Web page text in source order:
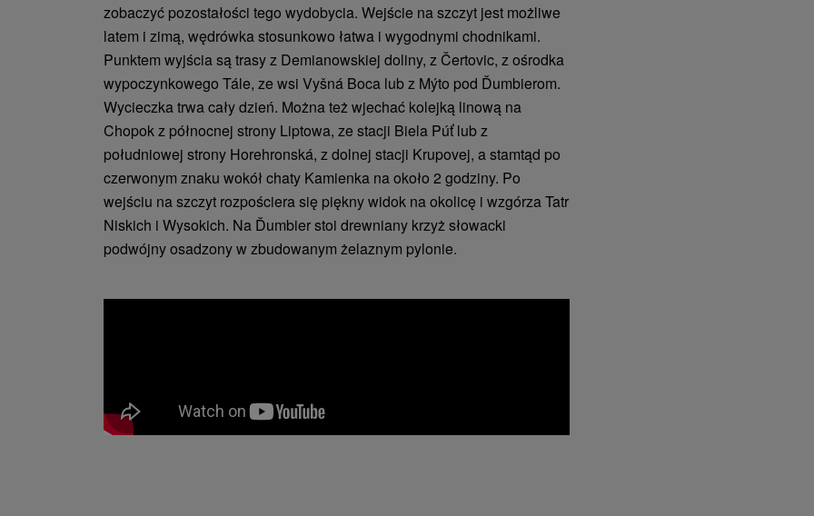
zobaczyć pozostałości tego wydobycia. Wejście na szczyt jest możliwe
latem i zimą, wędrówka stosunkowo łatwa i wygodnymi chodnikami.
Punktem wyjścia są trasy z Demianowskiej doliny, z Čertovic, z ośrodka
wypoczynkowego Tále, ze wsi Vyšná Boca lub z Mýto pod Ďumbierom.
Wycieczka trwa cały dzień. Można też wjechać kolejką linową na
Chopok z północnej strony Liptowa, ze stacji Biela Púť lub z
południowej strony Horehronská, z dolnej stacji Krupovej, a stamtąd po
czerwonym znaku wokół chaty Kamienka na około 2 godziny. Po
wejściu na szczyt rozpościera się piękny widok na okolicę i wzgórza Tatr
Niskich i Wysokich. Na Ďumbier stoi drewniany krzyż słowacki
podwójny osadzony w zbudowanym żelaznym pylonie.